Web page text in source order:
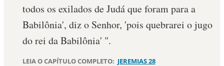
SALMO DO DIA
DEVOCIONAL DIÁRIO
todos os exilados de Judá que foram para a
Babilônia', diz o Senhor, 'pois quebrarei o jugo
do rei da Babilônia' ".
LEIA O CAPÍTULO COMPLETO: JEREMIAS 28